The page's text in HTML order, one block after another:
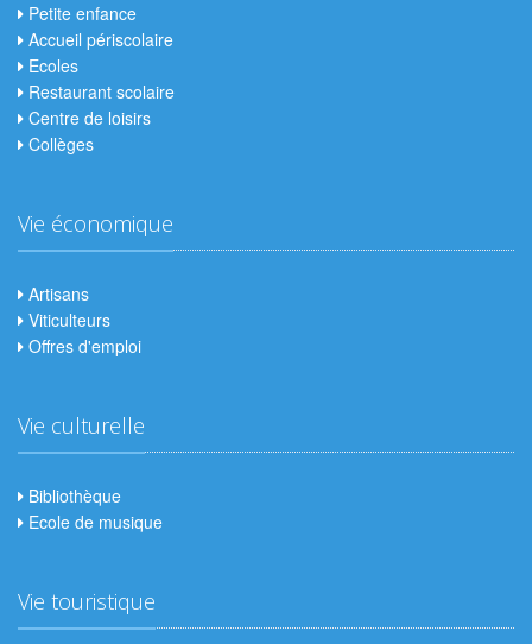
Petite enfance
Accueil périscolaire
Ecoles
Restaurant scolaire
Centre de loisirs
Collèges
Vie économique
Artisans
Viticulteurs
Offres d'emploi
Vie culturelle
Bibliothèque
Ecole de musique
Vie touristique